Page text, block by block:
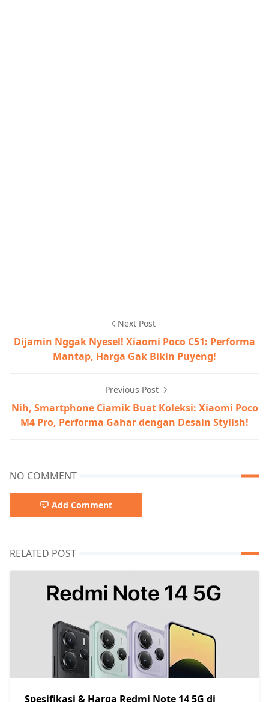
Next Post
Dijamin Nggak Nyesel! Xiaomi Poco C51: Performa
Mantap, Harga Gak Bikin Puyeng!
Previous Post
Nih, Smartphone Ciamik Buat Koleksi: Xiaomi Poco
M4 Pro, Performa Gahar dengan Desain Stylish!
NO COMMENT
Add Comment
RELATED POST
Spesifikasi & Harga Redmi Note 14 5G di